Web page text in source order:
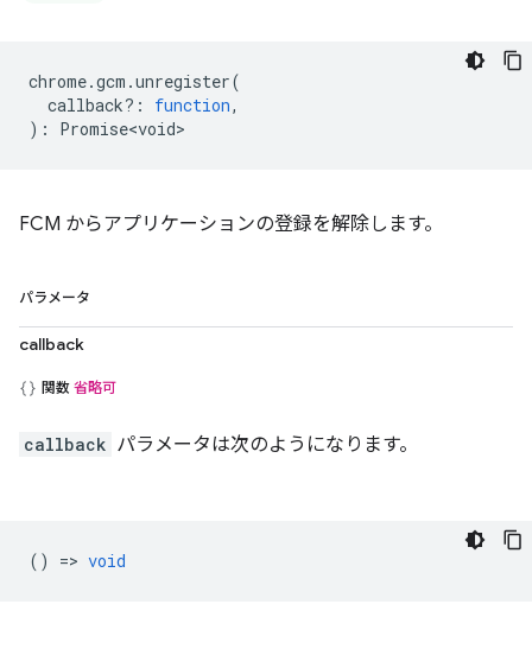
chrome.gcm .unregister(
callback? : function,
) : Promise<void>
FCM からアプリケーションの登録を解除します。
パラメータ
callback
関数 省略可
callback パラメータは次のようになります。
() => void